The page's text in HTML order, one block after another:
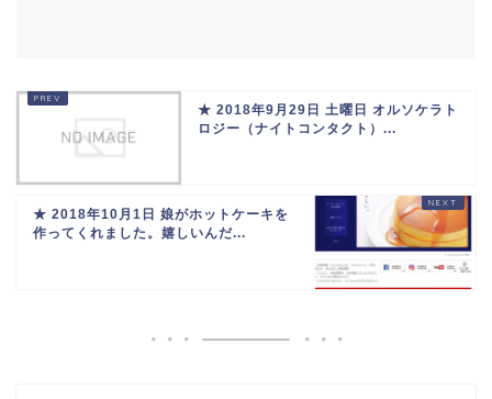
★ 2018年9月29日 土曜日 オルソケラト
ロジー（ナイトコンタクト）...
★ 2018年10月1日 娘がホットケーキを
作ってくれました。嬉しいんだ...